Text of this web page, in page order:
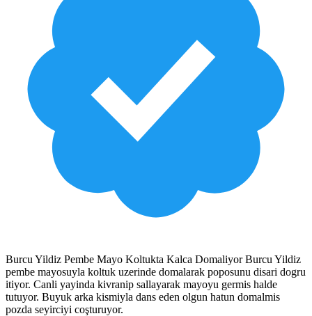
Burcu Yildiz Pembe Mayo Koltukta Kalca Domaliyor Burcu Yildiz
pembe mayosuyla koltuk uzerinde domalarak poposunu disari dogru
itiyor. Canli yayinda kivranip sallayarak mayoyu germis halde
tutuyor. Buyuk arka kismiyla dans eden olgun hatun domalmis
pozda seyirciyi coşturuyor.